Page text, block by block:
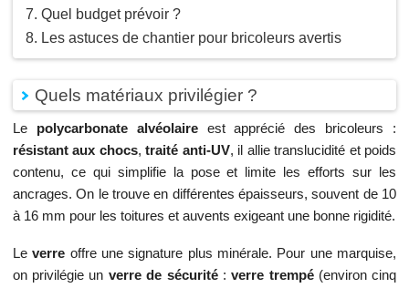
Quel budget prévoir ?
Les astuces de chantier pour bricoleurs avertis
Quels matériaux privilégier ?
Le polycarbonate alvéolaireest apprécié des bricoleurs :
résistant aux chocs,traité anti‑UV, il allie translucidité et poids
contenu, ce qui simplifie la pose et limite les efforts sur les
ancrages. On le trouve en différentes épaisseurs, souvent de 10
à 16 mm pour les toitures et auvents exigeant une bonne rigidité.
Leverre offre une signature plus minérale. Pour une marquise,
on privilégie un verre de sécurité:verre trempé(environ cinq